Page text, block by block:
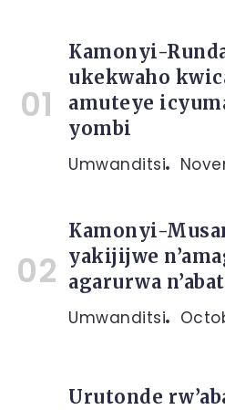
Kamonyi-
ukekwaho
amuteye
yombi
Umwanditsi
Kamonyi-
yakijijwe
agarurwa
Umwanditsi
Urutonde